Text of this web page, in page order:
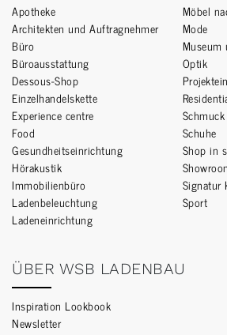
Apotheke
Architekten und Auftragnehmer
Büro
Büroausstattung
Dessous-Shop
Einzelhandelskette
Experience centre
Food
Gesundheitseinrichtung
Hörakustik
Immobilienbüro
Ladenbeleuchtung
Ladeneinrichtung
Möbel
Mode
Optik
Schmuck
Schuhe
Shop in
Signatur
Sport
ÜBER WSB LADENBAU
Inspiration Lookbook
Newsletter